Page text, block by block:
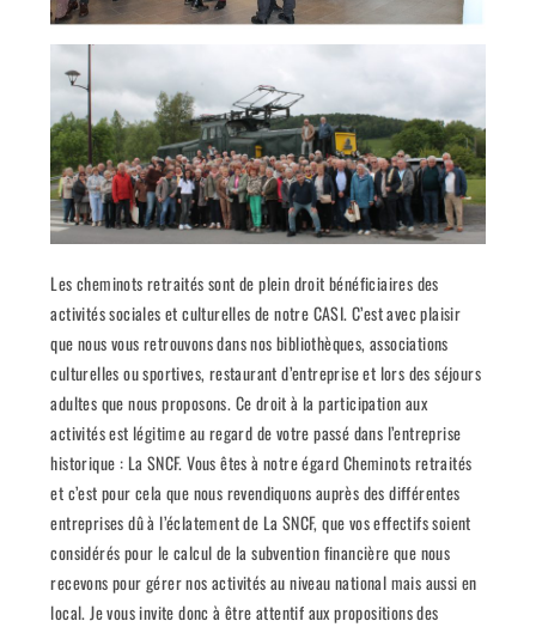
Les cheminots retraités sont de plein droit bénéficiaires des
activités sociales et culturelles de notre CASI. C’est avec plaisir
que nous vous retrouvons dans nos bibliothèques, associations
culturelles ou sportives, restaurant d’entreprise et lors des séjours
adultes que nous proposons. Ce droit à la participation aux
activités est légitime au regard de votre passé dans l’entreprise
historique : La SNCF. Vous êtes à notre égard Cheminots retraités
et c’est pour cela que nous revendiquons auprès des différentes
entreprises dû à l’éclatement de La SNCF, que vos effectifs soient
considérés pour le calcul de la subvention financière que nous
recevons pour gérer nos activités au niveau national mais aussi en
local. Je vous invite donc à être attentif aux propositions des